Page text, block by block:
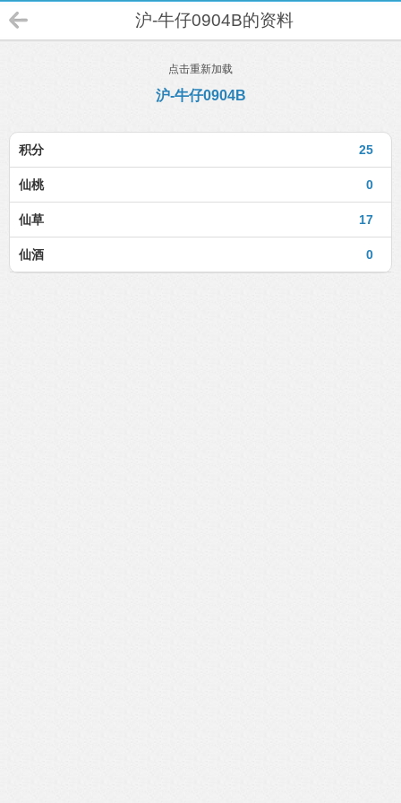
沪-牛仔0904B的资料
点击重新加载
沪-牛仔0904B
25
积分
0
仙桃
17
仙草
0
仙酒